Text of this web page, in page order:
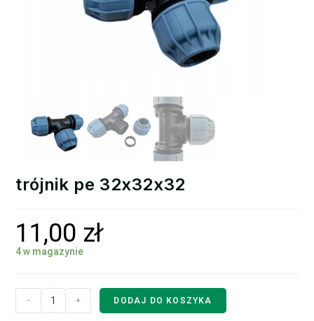
trójnik pe 32x32x32
11,00 zł
4 w magazynie
- + DODAJ DO KOSZYKA